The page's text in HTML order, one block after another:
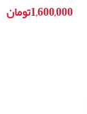
1,600,000تومان